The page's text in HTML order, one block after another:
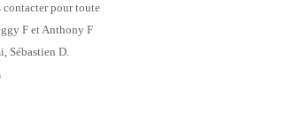
contacter pour toute
F et Anthony F
Sébastien D.